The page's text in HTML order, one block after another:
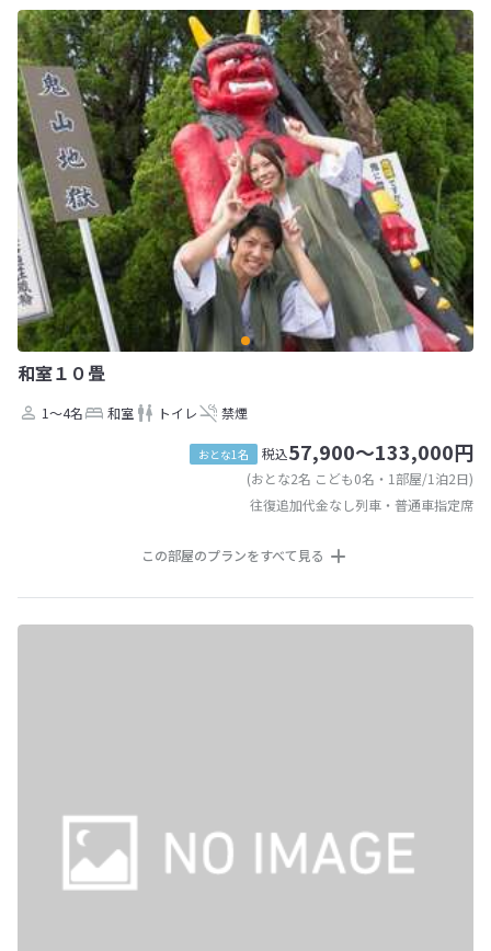
和室１０畳
1～4名 和室 トイレ 禁煙
おとな1名 税込57,900～133,000円
(おとな2名 こども0名・1部屋/1泊2日)
往復追加代金なし列車・普通車指定席
この部屋のプランをすべて見る